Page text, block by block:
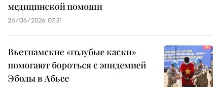
медицинской помощи
26/06/2026 07:31
Вьетнамские «голубые каски»
помогают бороться с эпидемией
Эболы в Абьее